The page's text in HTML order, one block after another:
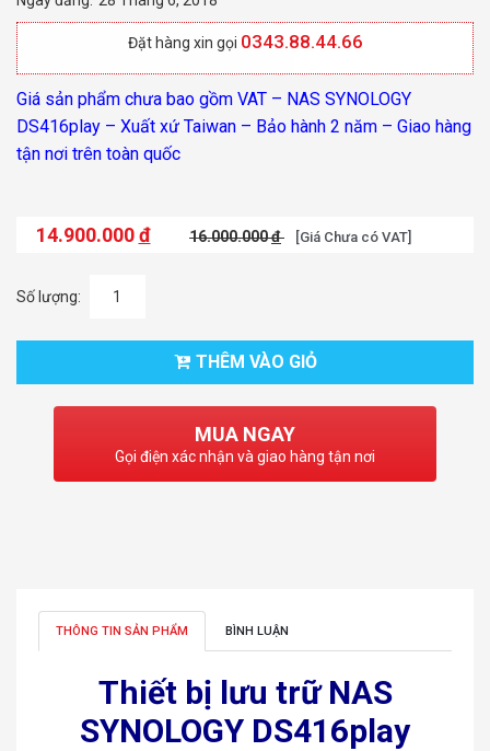
Đặt hàng xin gọi 0343.88.44.66
Giá sản phẩm chưa bao gồm VAT – NAS SYNOLOGY
DS416play – Xuất xứ Taiwan – Bảo hành 2 năm – Giao hàng
tận nơi trên toàn quốc
14.900.000đ 16.000.000đ [Giá Chưa có VAT]
Số lượng:
THÊM VÀO GIỎ
MUA NGAY
Gọi điện xác nhận và giao hàng tận nơi
THÔNG TIN SẢN PHẨM BÌNH LUẬN
Thiết bị lưu trữ NAS
SYNOLOGY DS416play